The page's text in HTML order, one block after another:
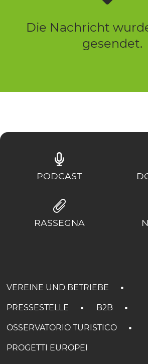
Die Nachricht
gesendet.
PODCAST
RASSEGNA
VEREINE UND BETRIEBE
PRESSESTELLE B2B
OSSERVATORIO TURISTICO
PROGETTI EUROPEI